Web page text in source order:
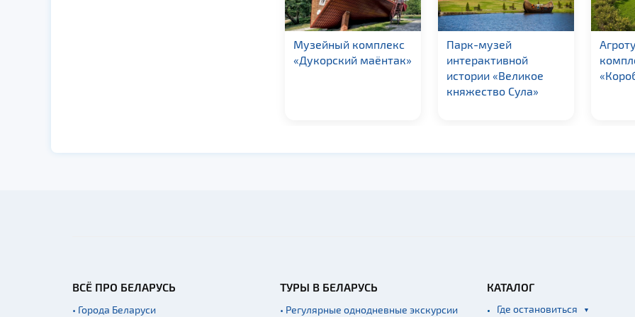
Парк-музей
интерактивной
Агротуристический
комплекс
«Коробчицы»
ВСЁ ПРО БЕЛАРУСЬ
• Города Беларуси
ТУРЫ В БЕЛАРУСЬ
• Регулярные однодневные экскурсии
КАТАЛОГ
Где остановиться